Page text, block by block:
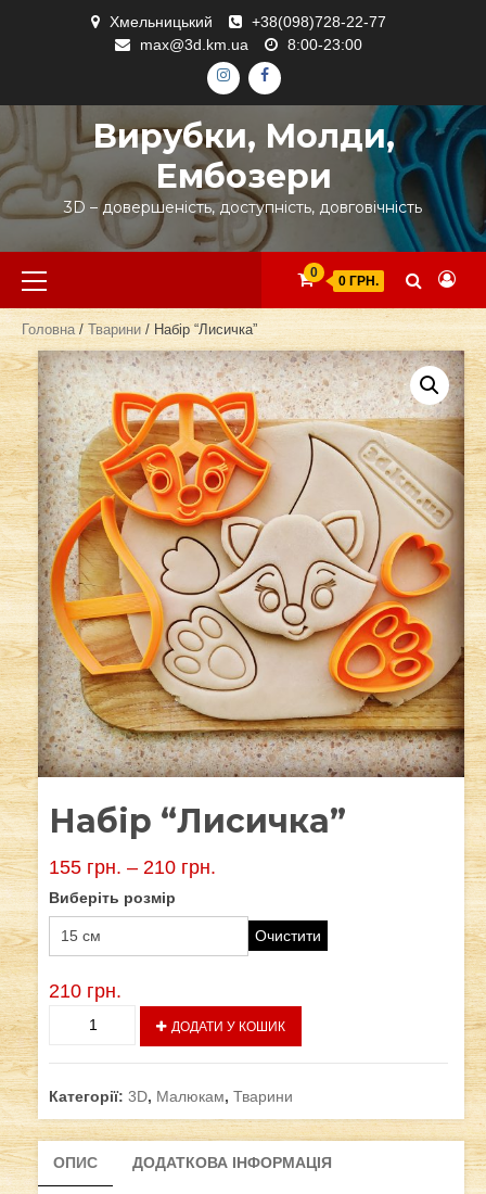
Хмельницький
+38(098)728-22-77
max@3d.km.ua
8:00-23:00
ІНСТАГРАМ
ФЕЙСБУК
Вирубки, Молди,
Ембозери
3D – довершеність, доступність, довговічність
Primary
Menu
0
0 ГРН.
Головна/Тварини/ Набір “Лисичка”
Набір “Лисичка”
155 грн. – 210 грн.
Виберіть розмір
Очистити
210 грн.
кількість
ДОДАТИ У КОШИК
Категорії: 3D, Малюкам, Тварини
ОПИС ДОДАТКОВА ІНФОРМАЦІЯ